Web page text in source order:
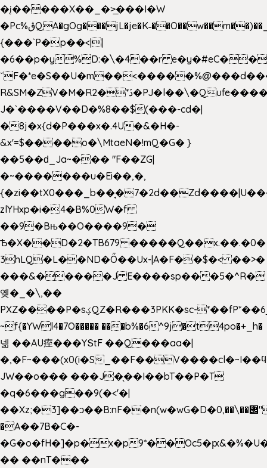
�į�����X��_�>̲���I�W
�Pc%ڨQA�gOg���jL�je�K˗��O��w��m��)��_��Rߊu>
{���`P�p��<||
�6��p�y%D:�\�4��r
R&SM�ZV�M�R2�*ڏ�PJ�l��\�Qufe����<�l���
J�`����V��D�%8��$(���-cd�|
�8j�x{d�P���x�.4U�&�H�-
&x'=$����o�\MtaeN�!mQ�G� }
��5��ԁ_Ja~��� "F��ZG|
�~�������u�Ei��,�,
zlYHxp�i�4�B%0W�f
��9�Bњ��O����9�
Ѣ�X��D�2�TB679 �����Q��x.��.�0�
3hLQ�L��ND�Ȫ��Ux-|A�F��$�< ��>�
���&�����J E����sp���5�^R�
옞�_�\,��
PXZ����P�sؼQZ�R���3PKK�sc-*��fP*��6_̦Q���H�hl��a��j��dӤ�ܥ�Ք�7�)S�_3y��@�n-
~f{�YWl4�7O����� ���b%�6^9j�t4po�+_h�
넮 ��AU痓���YՏtF ��Q���aa�|
�,�F~���(x0(i�S
JW��o��� ���J�̖��I��bT��P�T
�q�6���g��9(�<'�|
��Xz;�3]��ͻ��B:nF��n(w�wG�D�݌��\��,0"�
�A��7B�C�-
�G�o�fH�]�p�x�p
�� ��nT���